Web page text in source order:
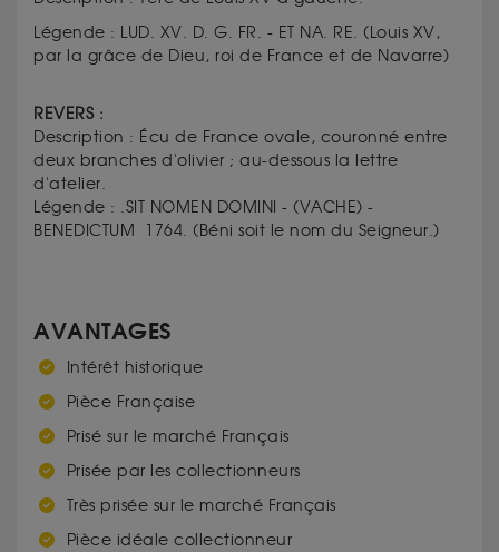
Légende : LUD. XV. D. G. FR. - ET NA. RE. (Louis XV,
par la grâce de Dieu, roi de France et de Navarre)
REVERS :
Description : Écu de France ovale, couronné entre
deux branches d'olivier ; au-dessous la lettre
d'atelier.
Légende : .SIT NOMEN DOMINI - (VACHE) -
BENEDICTUM 1764. (Béni soit le nom du Seigneur.)
AVANTAGES
Intérêt historique
Pièce Française
Prisé sur le marché Français
Prisée par les collectionneurs
Très prisée sur le marché Français
Pièce idéale collectionneur